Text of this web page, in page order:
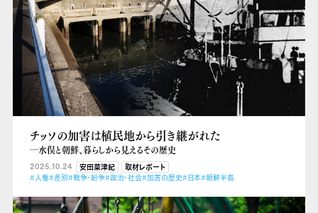
チッソの加害は植民地から引き継がれた
―水俣と朝鮮、暮らしから見えるその歴史
2025.10.24 安田菜津紀
取材レポート
#人権#差別#戦争・紛争#政治・社会#加害の歴史#日本#朝鮮半島